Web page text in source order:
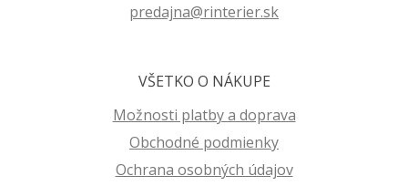
predajna@rinterier.sk
VŠETKO O NÁKUPE
Možnosti platby a doprava
Obchodné podmienky
Ochrana osobných údajov